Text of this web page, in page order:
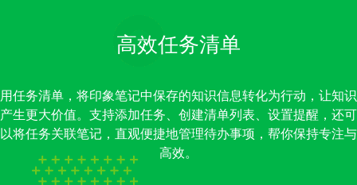
高效任务清单
用任务清单，将印象笔记中保存的知识信息转化为行动，让知识
产生更大价值。支持添加任务、创建清单列表、设置提醒，还可
以将任务关联笔记，直观便捷地管理待办事项，帮你保持专注与
高效。